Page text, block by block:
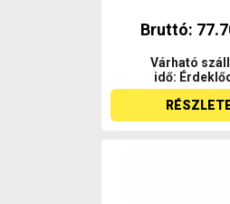
Bruttó:
Várható
idő: